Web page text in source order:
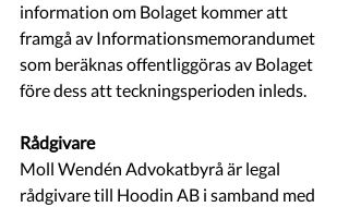
information om Bolaget kommer att
framgå av Informationsmemorandumet
som beräknas offentliggöras av Bolaget
före dess att teckningsperioden inleds.
Rådgivare
Moll Wendén Advokatbyrå är legal
rådgivare till Hoodin AB i samband med